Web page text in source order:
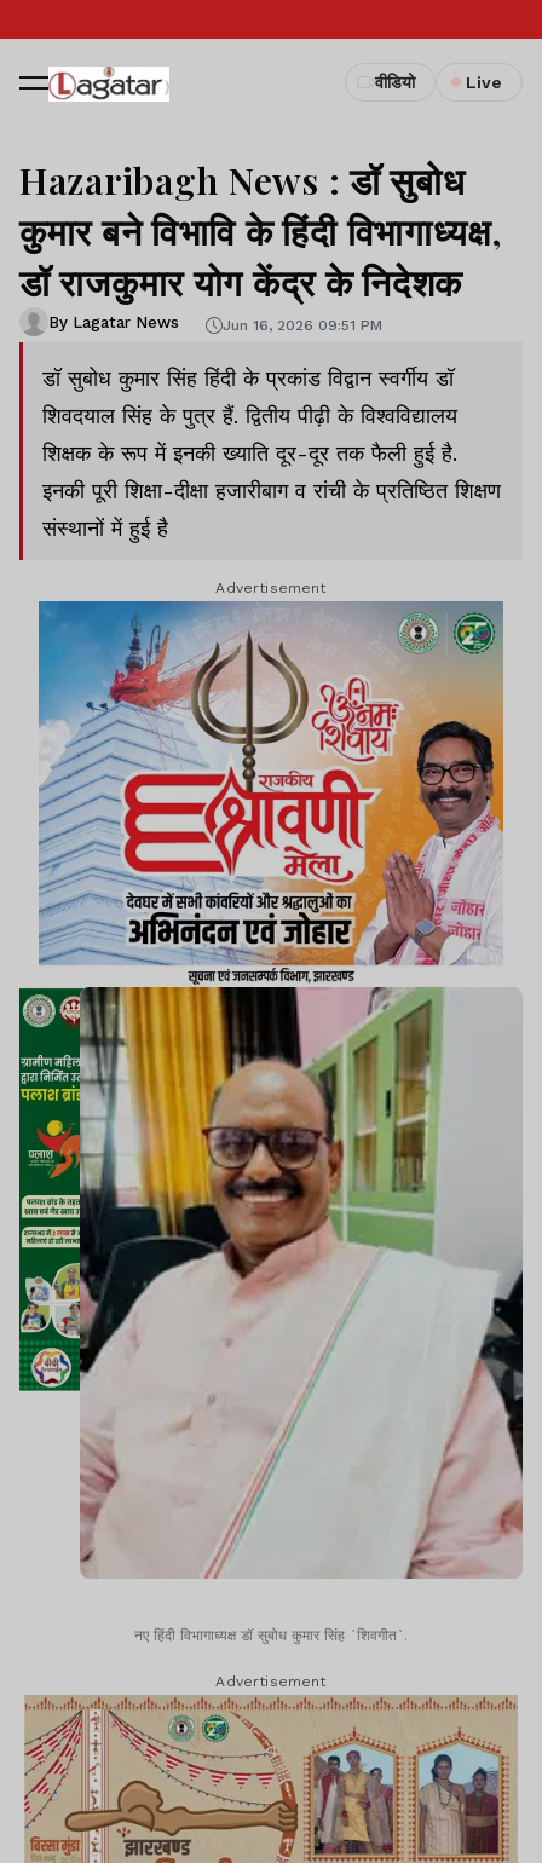
वीडियो Live
Hazaribagh News : डॉ सुबोध
कुमार बने विभावि के हिंदी विभागाध्यक्ष,
डॉ राजकुमार योग केंद्र के निदेशक
By Lagatar News Jun 16, 2026 09:51 PM
डॉ सुबोध कुमार सिंह हिंदी के प्रकांड विद्वान स्वर्गीय डॉ
शिवदयाल सिंह के पुत्र हैं. द्वितीय पीढ़ी के विश्वविद्यालय
शिक्षक के रूप में इनकी ख्याति दूर-दूर तक फैली हुई है.
इनकी पूरी शिक्षा-दीक्षा हजारीबाग व रांची के प्रतिष्ठित शिक्षण
संस्थानों में हुई है
Advertisement
नए हिंदी विभागाध्यक्ष डॉ सुबोध कुमार सिंह `शिवगीत`.
Advertisement